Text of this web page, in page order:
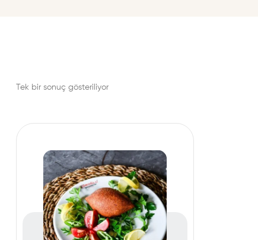
Tek bir sonuç gösteriliyor